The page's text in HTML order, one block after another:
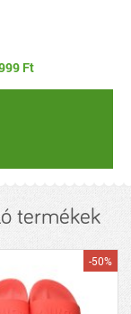
Ft
termékek
-50%